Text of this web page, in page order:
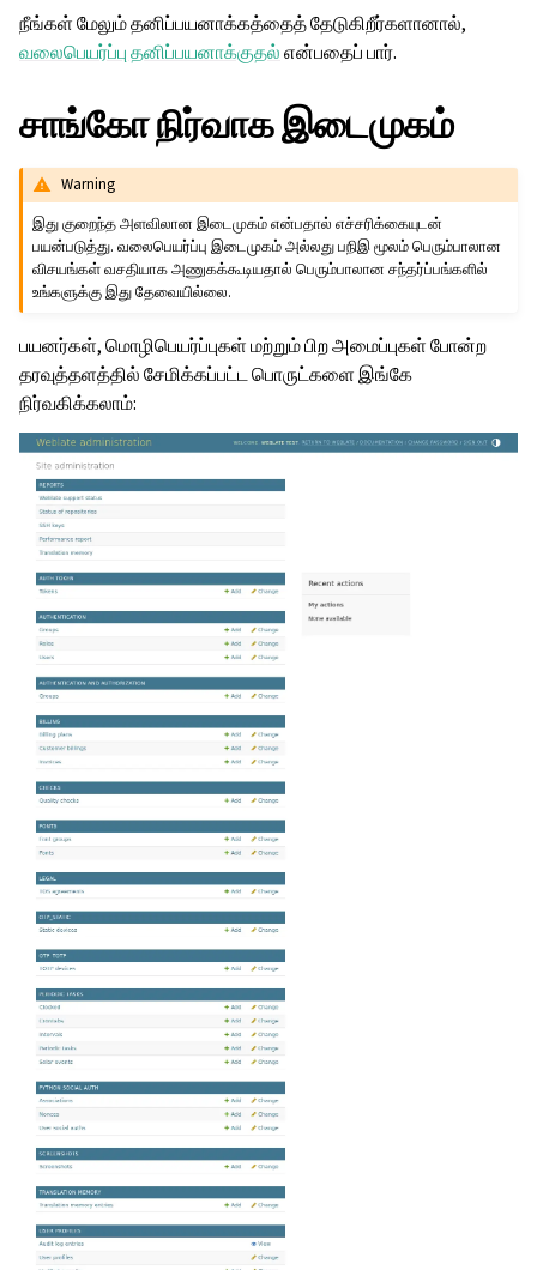
நீங்கள் மேலும் தனிப்பயனாக்கத்தைத் தேடுகிறீர்களானால்,
வலைபெயர்ப்பு தனிப்பயனாக்குதல்என்பதைப் பார்.
சாங்கோ நிர்வாக இடைமுகம்
Warning
இது குறைந்த அளவிலான இடைமுகம் என்பதால் எச்சரிக்கையுடன்
பயன்படுத்து. வலைபெயர்ப்பு இடைமுகம் அல்லது பநிஇ மூலம் பெரும்பாலான
விசயங்கள் வசதியாக அணுகக்கூடியதால் பெரும்பாலான சந்தர்ப்பங்களில்
உங்களுக்கு இது தேவையில்லை.
பயனர்கள், மொழிபெயர்ப்புகள் மற்றும் பிற அமைப்புகள் போன்ற
தரவுத்தளத்தில் சேமிக்கப்பட்ட பொருட்களை இங்கே
நிர்வகிக்கலாம்: